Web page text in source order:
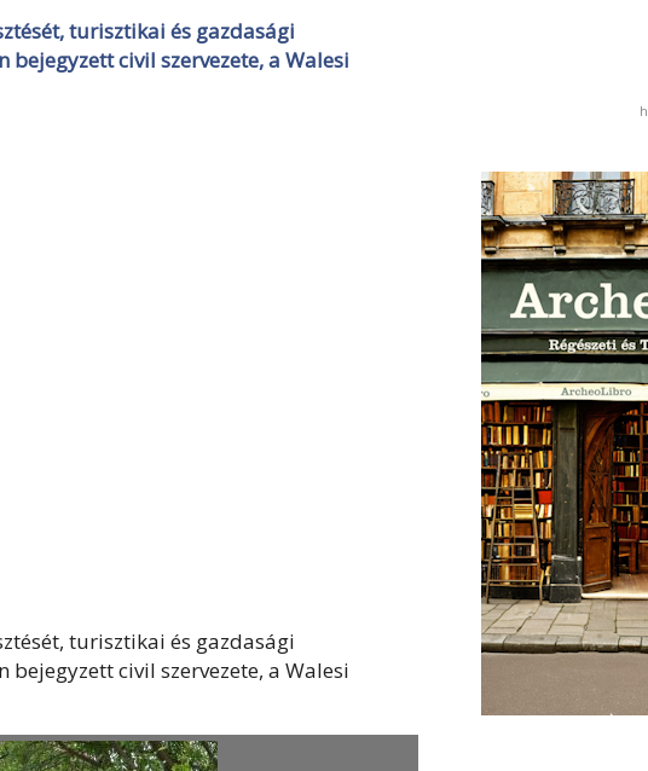
turisztikai és gazdasági
civil szervezete, a Walesi
turisztikai és gazdasági
civil szervezete, a Walesi